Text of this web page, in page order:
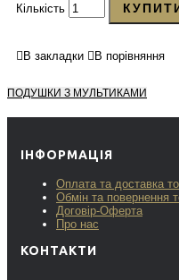
Кількість
В закладки В порівняння
ПОДУШКИ З МУЛЬТИКАМИ
ІНФОРМАЦІЯ
Оплата та доставка
Обмін та повернення
Договір-Оферта
Про нас
КОНТАКТИ